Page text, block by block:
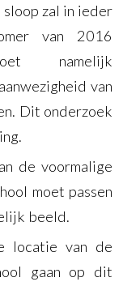
sloop zal in ieder
van 2016
namelijk
van
Dit onderzoek
de voormalige
moet passen
beeld.
locatie van de
gaan op dit